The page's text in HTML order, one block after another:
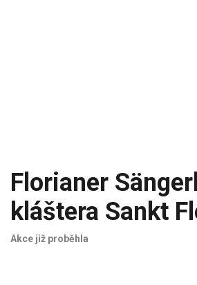
Florianer
kláštera Sankt
Akce již proběhla